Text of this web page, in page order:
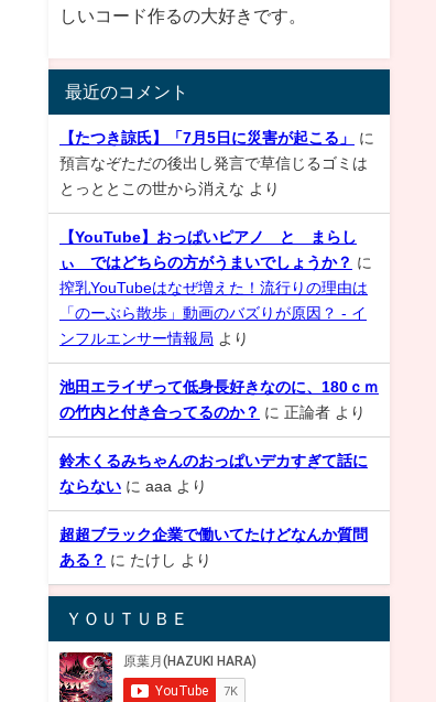
しいコード作るの大好きです。
最近のコメント
【たつき諒氏】「7月5日に災害が起こる」
に
預言なぞただの後出し発言で草信じるゴミは
とっととこの世から消えな より
【YouTube】おっぱいピアノ と まらし
ぃ ではどちらの方がうまいでしょうか？ に
搾乳YouTubeはなぜ増えた！流行りの理由は
「のーぶら散歩」動画のバズりが原因？ - イ
ンフルエンサー情報局 より
池田エライザって低身長好きなのに、180ｃｍ
の竹内と付き合ってるのか？ に 正論者 より
鈴木くるみちゃんのおっぱいデカすぎて話に
ならない に aaa より
超超ブラック企業で働いてたけどなんか質問
ある？ に たけし より
ＹＯＵＴＵＢＥ